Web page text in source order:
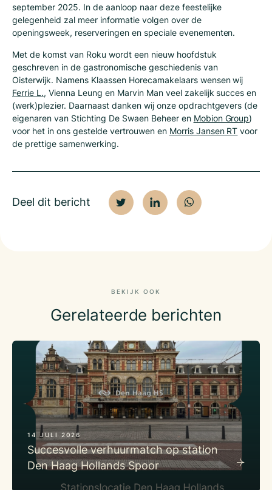
september 2025. In de aanloop naar deze feestelijke
gelegenheid zal meer informatie volgen over de
openingsweek, reserveringen en speciale evenementen.
Met de komst van Roku wordt een nieuw hoofdstuk
geschreven in de gastronomische geschiedenis van
Oisterwijk. Namens Klaassen Horecamakelaars wensen wij
Ferrie L., Vienna Leung en Marvin Man veel zakelijk succes en
(werk)plezier. Daarnaast danken wij onze opdrachtgevers (de
eigenaren van Stichting De Swaen Beheer en Mobion Group)
voor het in ons gestelde vertrouwen en Morris Jansen RT voor
de prettige samenwerking.
Deel dit bericht
BEKIJK OOK
Gerelateerde berichten
14 JULI 2026
Succesvolle verhuurmatch op station
Den Haag Hollands Spoor